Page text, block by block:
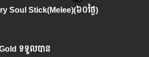
Soul Stick(Melee)(៦០ថ្ងៃ)
ទទួលបាន